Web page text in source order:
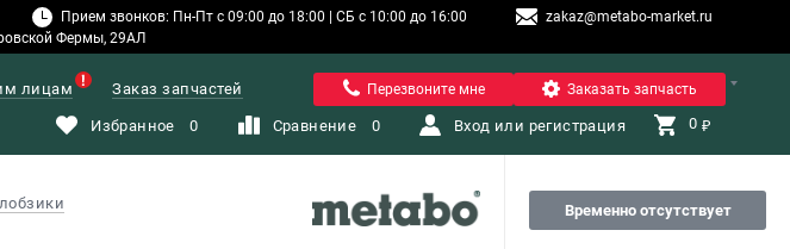
Прием звонков: Пн-Пт с 09:00 до 18:00 | СБ с 10:00 до 16:00
zakaz@metabo-market.ru
Фермы, 29АЛ
Санкт-Петербург
лицам Заказ запчастей Перезвоните мне Заказать запчасть
Избранное 0 Сравнение 0 Вход или регистрация 0 ₽
Временно отсутствует